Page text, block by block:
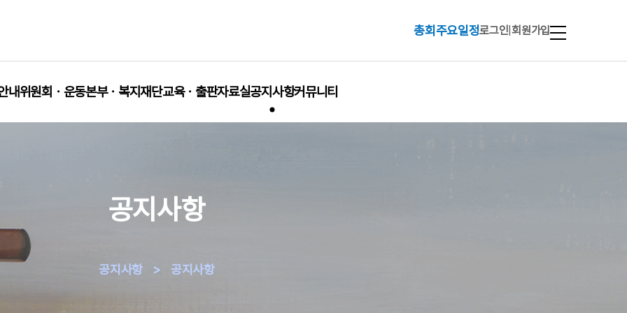
총회주요일정로그인 |회원가입
내위원회ㆍ운동본부ㆍ복지재단교육ㆍ출판자료실공지사항커뮤니티
공지사항
공지사항 > 공지사항